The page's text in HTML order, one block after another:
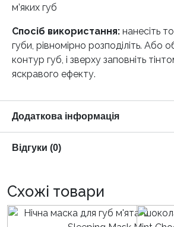
м’яких губ
Спосіб використання: нанесіть
губи, рівномірно розподіліть. Або
контур губ, і зверху заповніть
яскравого ефекту.
Додаткова інформація
Відгуки (0)
Схожі товари